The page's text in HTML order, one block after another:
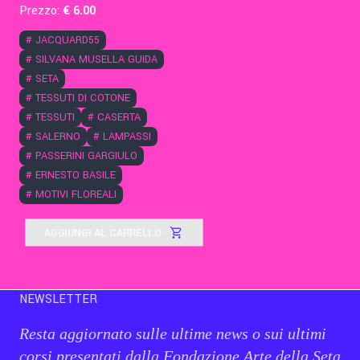
Prezzo: € 6.00
# JACQUARD55
# SILVANA MUSELLA GUIDA
# SETA
# TESSUTI DI COTONE
# TESSUTI # CASERTA
# SALERNO # LAMPASSI
# PASSERINI GARGIULO
# ERNESTO BASILE
# MOTIVI FLOREALI
AGGIUNGI AL CARRELLO
NEWSLETTER
Resta aggiornato sulle ultime news o sui ultimi
corsi presentati dalla Fondazione Arte della Seta